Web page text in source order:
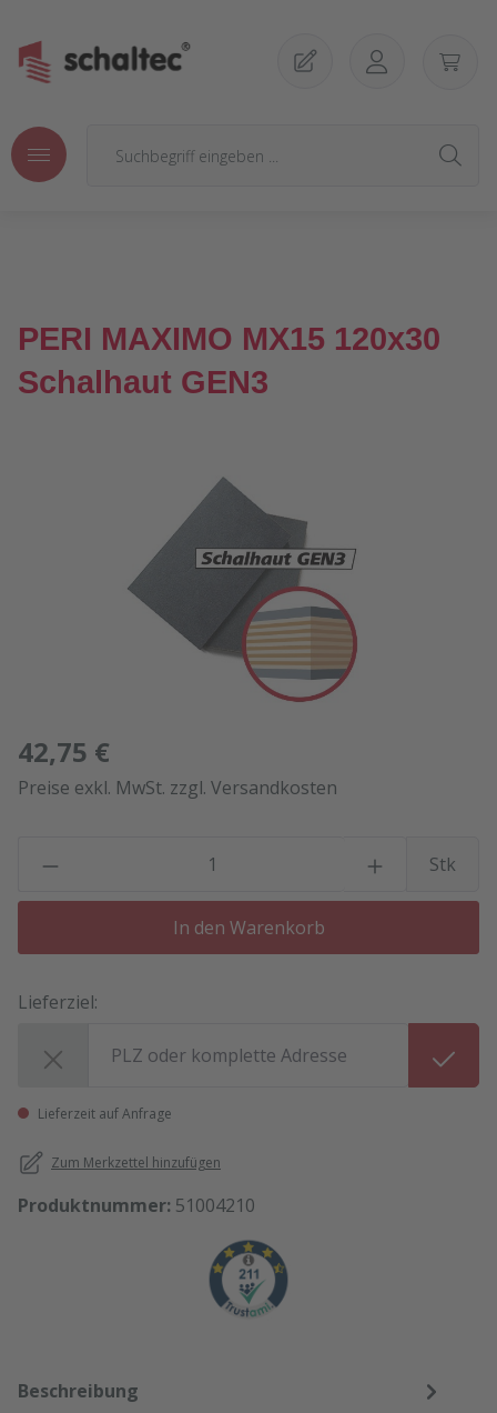
PERI MAXIMO MX15 120x30
Schalhaut GEN3
Bildergalerie überspringen
42,75 €
Preise exkl. MwSt. zzgl. Versandkosten
Stk
In den Warenkorb
Lieferziel:
Lieferzeit auf Anfrage
Zum Merkzettel hinzufügen
Produktnummer: 51004210
Beschreibung